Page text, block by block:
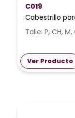
C019
Cabestrillo
Talle: P, CH, M,
Ver Producto